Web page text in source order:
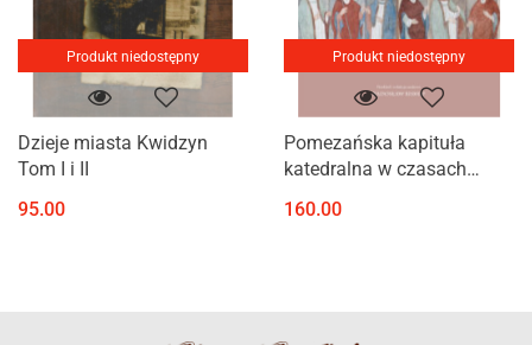
Produkt niedostępny
Dzieje miasta Kwidzyn
Tom I i II
95.00
Produkt niedostępny
Pomezańska kapituła
katedralna w czasach
160.00